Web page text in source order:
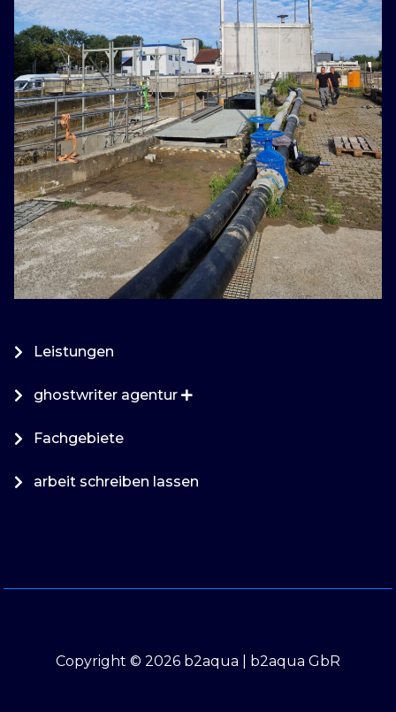
Leistungen
ghostwriter agentur
Fachgebiete
arbeit schreiben lassen
Copyright © 2026 b2aqua | b2aqua GbR